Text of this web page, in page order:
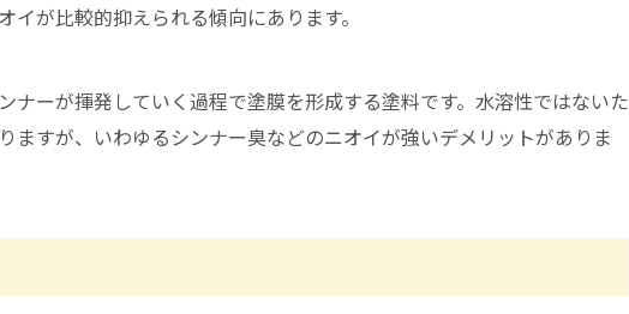
が比較的抑えられる傾向にあります。
ナーが揮発していく過程で塗膜を形成する塗料です。水溶性ではないた
ますが、いわゆるシンナー臭などのニオイが強いデメリットがありま